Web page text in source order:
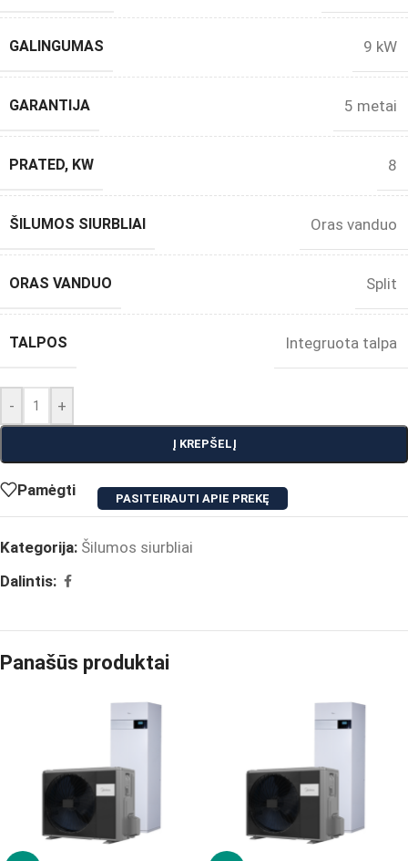
GALINGUMAS 9 kW
GARANTIJA 5 metai
PRATED, KW 8
ŠILUMOS SIURBLIAI Oras vanduo
ORAS VANDUO Split
TALPOS Integruota talpa
- +
Į KREPŠELĮ
Pamėgti
PASITEIRAUTI APIE PREKĘ
Kategorija: Šilumos siurbliai
Dalintis:
Panašūs produktai